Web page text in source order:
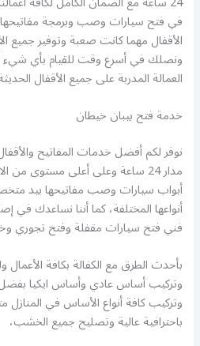
في فتح سيارات وصب وبرمجة
الأقفال مهما كانت صعبة وتوفير جميع
ونصلك في أسرع وقت للقيام بأي شيء
العمالة المدربة على جميع الأقفال
خدمة فتح بيبان خيطان
نوفر لكم أفضل خدمات المفاتيح
مدار 24 ساعة وعلى أعلى مستوى
أبواب سيارات وصب مفاتيحها بيد
أنواعها المختلفة، كما أننا نساعدك
فني فتح سيارات مقفلة وفتح تجوري
بأحدث الطرق مع الكفالة بكافة
وتركيب أساس عادي وأساس ايكيا
وتركيب كافة أنواع الأساس في
باحترافية عالية وتصليح جميع الخشب،